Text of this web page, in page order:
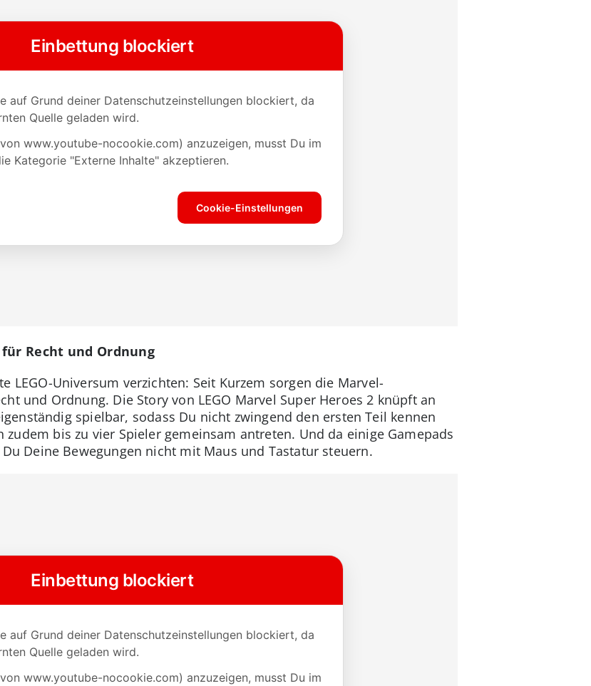
für Recht und Ordnung
LEGO-Universum verzichten: Seit Kurzem sorgen die Marvel-
und Ordnung. Die Story von LEGO Marvel Super Heroes 2 knüpft an
spielbar, sodass Du nicht zwingend den ersten Teil kennen
bis zu vier Spieler gemeinsam antreten. Und da einige Gamepads
Deine Bewegungen nicht mit Maus und Tastatur steuern.